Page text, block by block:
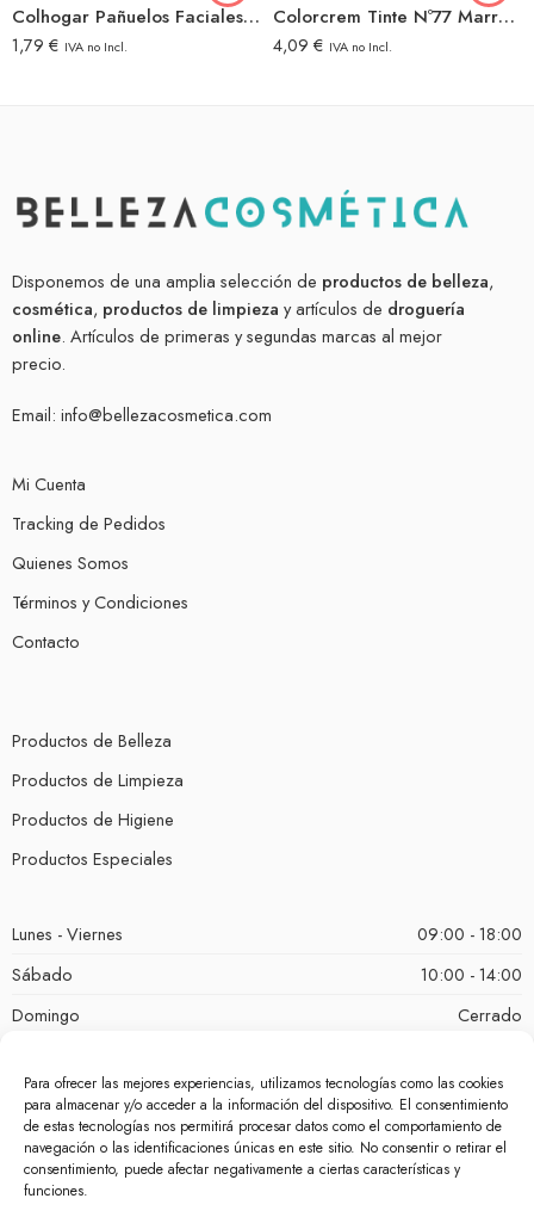
Para ofrecer las mejores experiencias, utilizamos tecnologías como las cookies
para almacenar y/o acceder a la información del dispositivo. El consentimiento
de estas tecnologías nos permitirá procesar datos como el comportamiento de
navegación o las identificaciones únicas en este sitio. No consentir o retirar el
consentimiento, puede afectar negativamente a ciertas características y
funciones.
Colhogar Pañuelos Faciales 140U
1,79 € IVA no Incl.
Colorcrem Tinte Nº77 Marrón Glacé Claro
4,09 € IVA no Incl.
Disponemos de una amplia selección de productos de belleza,
cosmética, productos de limpieza y artículos de droguería
online. Artículos de primeras y segundas marcas al mejor
precio.
Email: info@bellezacosmetica.com
Mi Cuenta
Tracking de Pedidos
Quienes Somos
Términos y Condiciones
Contacto
Productos de Belleza
Productos de Limpieza
Productos de Higiene
Productos Especiales
Lunes - Viernes
09:00 - 18:00
Sábado
10:00 - 14:00
Domingo
Cerrado